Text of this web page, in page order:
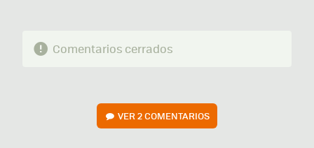
Comentarios cerrados
VER2 COMENTARIOS